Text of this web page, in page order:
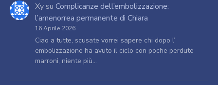
Xysu Complicanze dell’embolizzazione:
l’amenorrea permanente di Chiara
16 Aprile 2026
Ciao a tutte, scusate vorrei sapere chi dopo l’
embolizzazione ha avuto il ciclo con poche perdute
marroni, niente più…